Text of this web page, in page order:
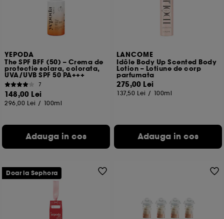
YEPODA
The SPF BFF (50) – Crema de
protectie solara, colorata,
UVA/UVB SPF 50 PA+++
7
148,00 Lei
296,00 Lei / 100ml
Adauga in cos
LANCOME
Idôle Body Up Scented Body
Lotion – Lotiune de corp
parfumata
275,00 Lei
137,50 Lei / 100ml
Adauga in cos
Doar la Sephora